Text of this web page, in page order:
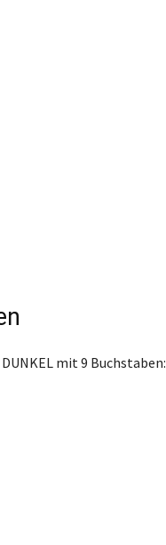
mit 9 Buchstaben: